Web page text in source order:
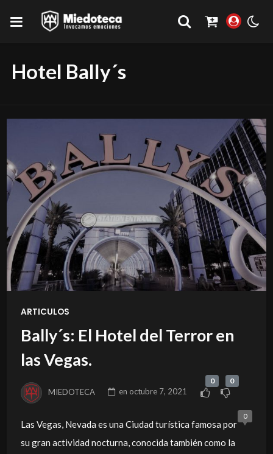
Hotel Bally´s
ARTICULOS
Bally´s: El Hotel del Terror en
las Vegas.
MIEDOTECA en octubre 7, 2021
0 0
0
Las Vegas, Nevada es una Ciudad turística famosa por
su gran actividad nocturna, conocida también como la